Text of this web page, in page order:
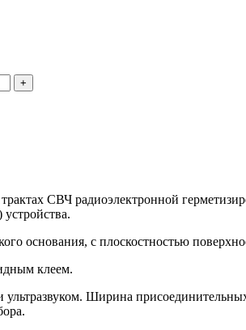
СВЧ радиоэлектронной
основания, с плоскостностью
клеем.
Ширина